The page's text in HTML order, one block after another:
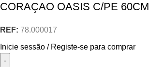
CORAÇAO OASIS C/PE 60CM
REF: 78.000017
Inicie sessão / Registe-se para comprar